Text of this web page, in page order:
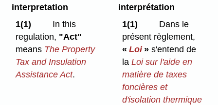
interpretation
1(1)
In this
regulation, "Act"
means The Property
Tax and Insulation
Assistance Act.
interprétation
1(1)
Dans le
présent règlement,
«Loi» s'entend de
laLoi sur l'aide en
matière de taxes
foncières et
d'isolation thermique